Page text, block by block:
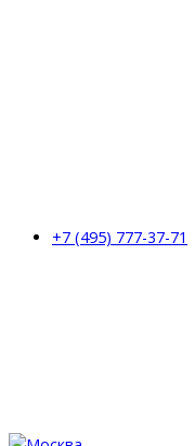
+7 (495) 777-37-71